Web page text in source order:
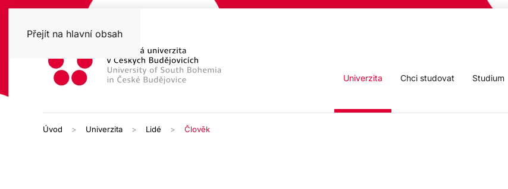
Přejít na hlavní obsah
Univerzita Chci studovat Studium
Úvod Univerzita Lidé Člověk